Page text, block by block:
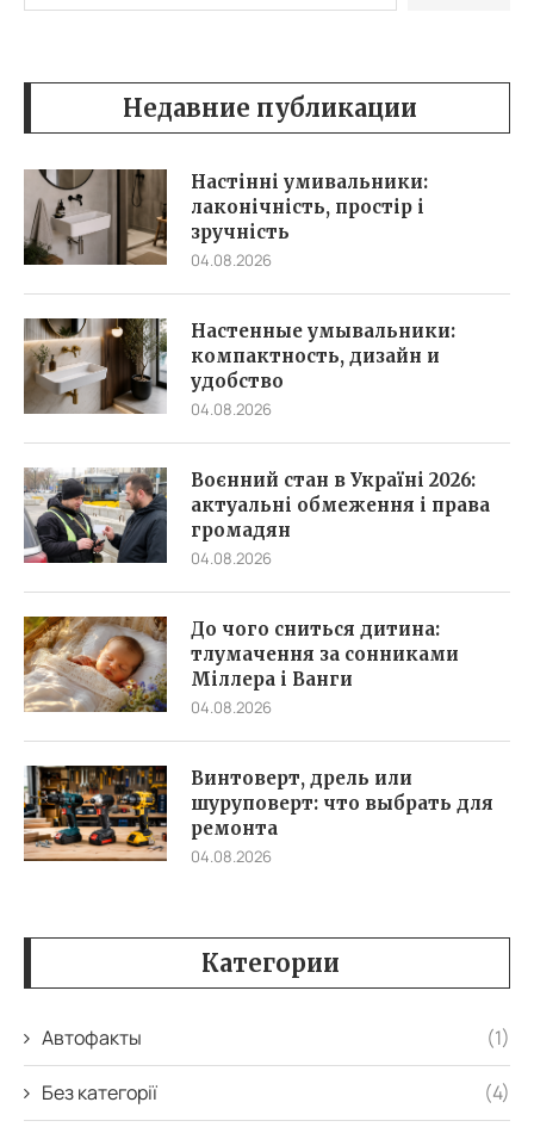
Недавние публикации
Настінні умивальники:
лаконічність, простір і
зручність
04.08.2026
Настенные умывальники:
компактность, дизайн и
удобство
04.08.2026
Воєнний стан в Україні 2026:
актуальні обмеження і права
громадян
04.08.2026
До чого сниться дитина:
тлумачення за сонниками
Міллера і Ванги
04.08.2026
Винтоверт, дрель или
шуруповерт: что выбрать для
ремонта
04.08.2026
Категории
Автофакты (1)
Без категорії (4)